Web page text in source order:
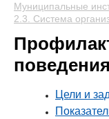
Муниципальные
2.3. Система
Цели и